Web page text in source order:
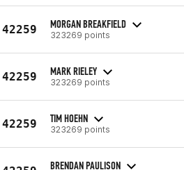
42259 MORGAN BREAKFIELD
323269 points
42259 MARK RIELEY
323269 points
42259 TIM HOEHN
323269 points
BRENDAN PAULISON